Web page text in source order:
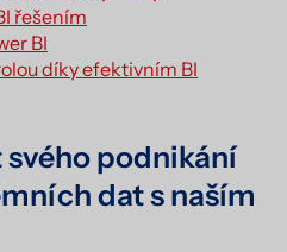
řešením
BI
díky efektivním BI
podnikání
dat s naším